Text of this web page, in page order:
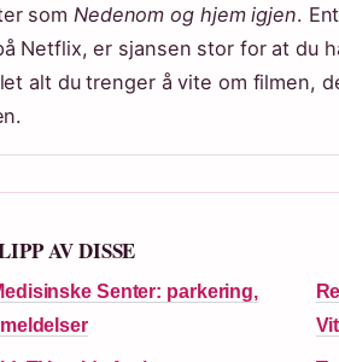
som Nedenom og hjem igjen.
Netflix, er sjansen stor for at du
alt du trenger å vite om filmen,
AV DISSE
Senter: parkering,